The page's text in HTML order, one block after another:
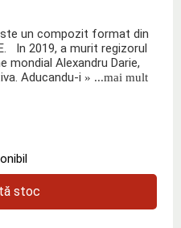
un compozit format din
In 2019, a murit regizorul
mondial Alexandru Darie,
Aducandu-i » ...mai mult
stoc